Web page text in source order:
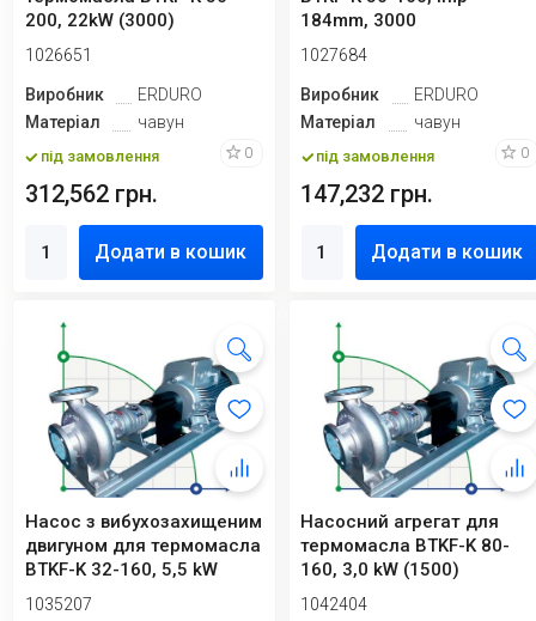
200, 22kW (3000)
1026651
Виробник
ERDURO
Матеріал
чавун
під замовлення 0
312,562 грн.
Додати в кошик
184mm, 3000
1027684
Виробник
ERDURO
Матеріал
чавун
під замовлення 0
147,232 грн.
Додати в кошик
Насос з вибухозахищеним
двигуном для термомасла
BTKF-K 32-160, 5,5 kW
(3000) Ex
1035207
Насосний агрегат для
термомасла BTKF-K 80-
160, 3,0 kW (1500)
1042404